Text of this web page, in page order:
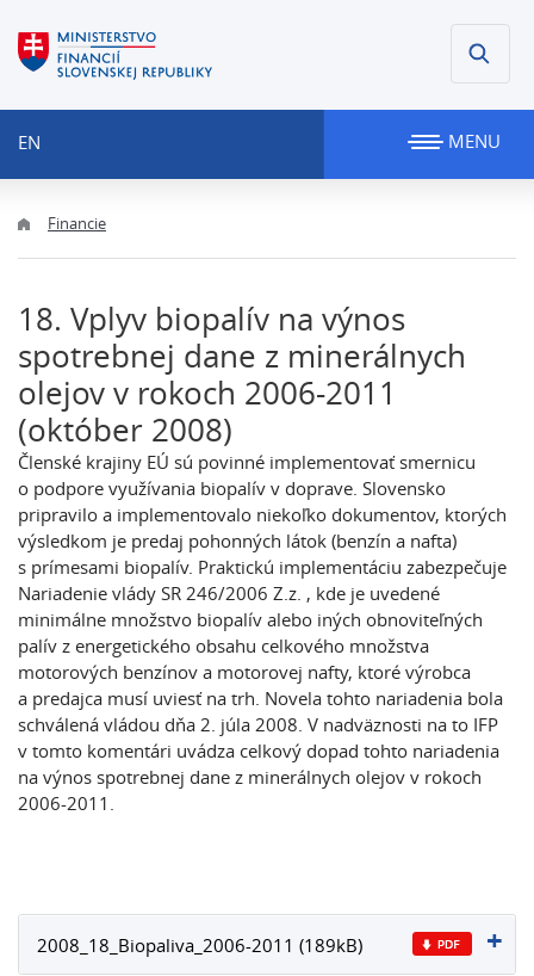
EN MENU
Financie
18. Vplyv biopalív na výnos
spotrebnej dane z minerálnych
olejov v rokoch 2006-2011
(október 2008)
Členské krajiny EÚ sú povinné implementovať smernicu
o podpore využívania biopalív v doprave. Slovensko
pripravilo a implementovalo niekoľko dokumentov, ktorých
výsledkom je predaj pohonných látok (benzín a nafta)
s prímesami biopalív. Praktickú implementáciu zabezpečuje
Nariadenie vlády SR 246/2006 Z.z. , kde je uvedené
minimálne množstvo biopalív alebo iných obnoviteľných
palív z energetického obsahu celkového množstva
motorových benzínov a motorovej nafty, ktoré výrobca
a predajca musí uviesť na trh. Novela tohto nariadenia bola
schválená vládou dňa 2. júla 2008. V nadväznosti na to IFP
v tomto komentári uvádza celkový dopad tohto nariadenia
na výnos spotrebnej dane z minerálnych olejov v rokoch
2006-2011.
2008_18_Biopaliva_2006-2011 (189kB)